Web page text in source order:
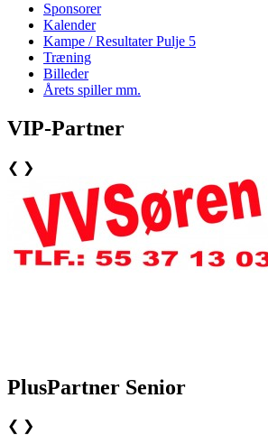
Sponsorer
Kalender
Kampe / Resultater Pulje 5
Træning
Billeder
Årets spiller mm.
VIP-Partner
❮ ❯
PlusPartner Senior
❮ ❯